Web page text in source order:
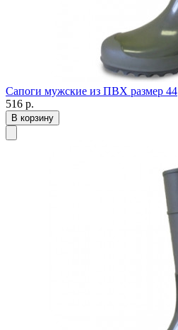
Сапоги мужские из ПВХ размер 44
516 р.
В корзину